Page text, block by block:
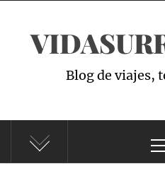
Blog de viajes,